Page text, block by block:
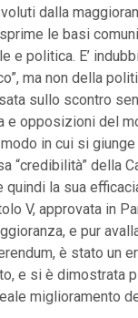
dalla
le basi
e politica. E’
ma non della
sullo scontro
e opposizioni del
in cui si
“credibilità” della
la sua
V, approvata in
e pur
è stato un
e si è dimostrata
miglioramento